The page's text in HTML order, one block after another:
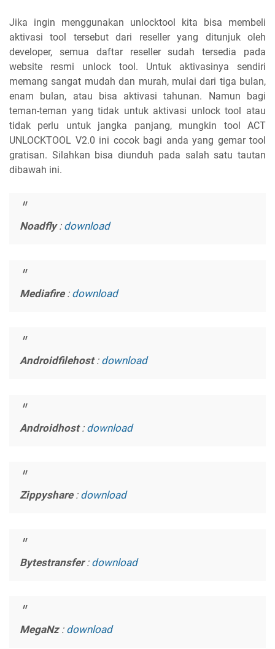
Jika ingin menggunakan unlocktool kita bisa membeli
aktivasi tool tersebut dari reseller yang ditunjuk oleh
developer, semua daftar reseller sudah tersedia pada
website resmi unlock tool. Untuk aktivasinya sendiri
memang sangat mudah dan murah, mulai dari tiga bulan,
enam bulan, atau bisa aktivasi tahunan. Namun bagi
teman-teman yang tidak untuk aktivasi unlock tool atau
tidak perlu untuk jangka panjang, mungkin tool ACT
UNLOCKTOOL V2.0 ini cocok bagi anda yang gemar tool
gratisan. Silahkan bisa diunduh pada salah satu tautan
dibawah ini.
Noadfly: download
Mediafire: download
Androidfilehost: download
Androidhost: download
Zippyshare: download
Bytestransfer: download
MegaNz: download